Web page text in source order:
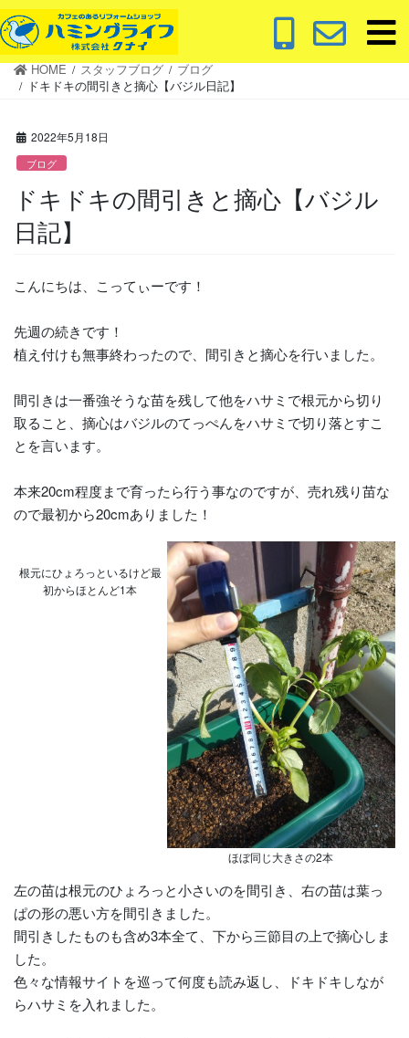
コ
ン
テ
ナ
ビ
ゲ
HOME スタッフブログ
ブログ
ドキドキの間引きと摘心【バジル日記】
2022年5月18日
ブログ
ドキドキの間引きと摘心【バジル
日記】
こんにちは、こってぃーです！
先週の続きです！
植え付けも無事終わったので、間引きと摘心を行いました。
間引きは一番強そうな苗を残して他をハサミで根元から切り
取ること、摘心はバジルのてっぺんをハサミで切り落とすこ
とを言います。
本来20cm程度まで育ったら行う事なのですが、売れ残り苗な
ので最初から20cmありました！
根元にひょろっといるけど最
初からほとんど1本
ほぼ同じ大きさの2本
左の苗は根元のひょろっと小さいのを間引き、右の苗は葉っ
ぱの形の悪い方を間引きました。
間引きしたものも含め3本全て、下から三節目の上で摘心しま
した。
色々な情報サイトを巡って何度も読み返し、ドキドキしなが
らハサミを入れました。